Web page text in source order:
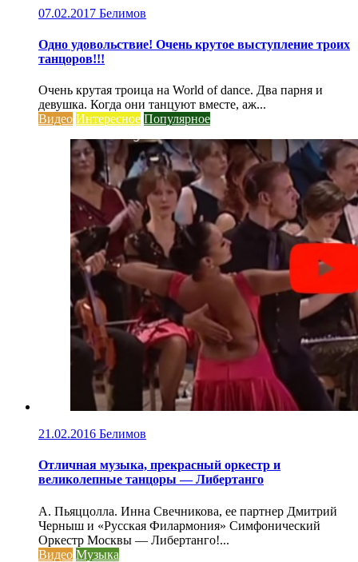
07.02.2017 Белимов
Одно удовольствие! Очень крутое выступление троих
танцоров!!!
Очень крутая троица на World of dance. Два парня и
девушка. Когда они танцуют вместе, аж...
Видео Интересное Популярное
21.02.2016 Белимов
Отличная музыка, прекрасный оркестр и
великолепные танцоры — Либертанго
А. Пьяццолла. Инна Свечникова, ее партнер Дмитрий
Черныш и «Русская Филармония» Симфонический
Оркестр Москвы — Либертанго!...
Видео Музыка